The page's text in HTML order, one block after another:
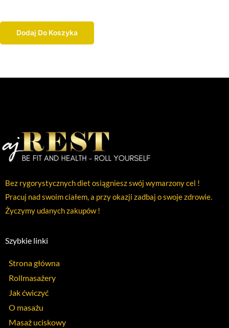
Dodaj Do Koszyka
Bez rygorystycznych diet osiągniesz swój wymarzony cel !
Pracuj nad swoim ciałem, a przy okazji zadbaj o swoje zdrowie.
Życzymy udanych zakupów !
Szybkie linki
Strona główna
Rollmasażery
Jak ćwiczyć
O masażu
Masaż uciskowy